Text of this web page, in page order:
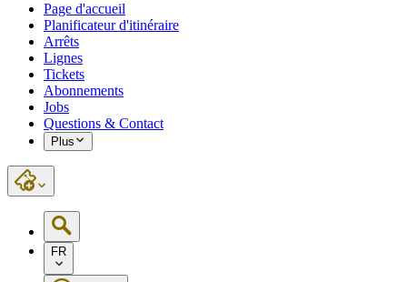
Page d'accueil
Planificateur d'itinéraire
Arrêts
Lignes
Tickets
Abonnements
Jobs
Questions & Contact
Plus
FR